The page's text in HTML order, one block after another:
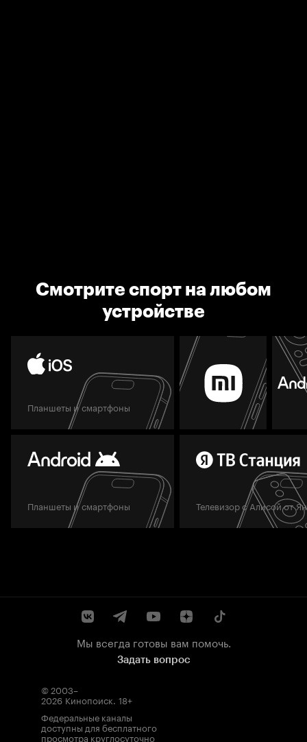
Смотрите спорт на любом
устройстве
Планшеты и смартфоны
Планшеты и смартфоны Телевизор с Алисой от
Мы всегда готовы вам помочь.
Задать вопрос
© 2003–
2026 Кинопоиск. 18+
Федеральные каналы
доступны для бесплатного
просмотра круглосуточно